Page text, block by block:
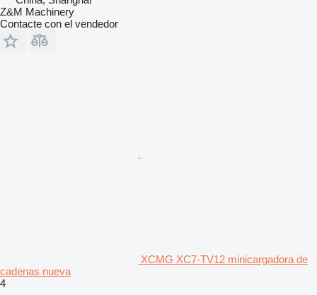
Z&M Machinery
Contacte con el vendedor
XCMG XC7-TV12 minicargadora de
cadenas nueva
4